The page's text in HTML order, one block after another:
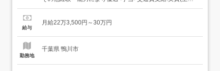
あり)交通費支給月額:50,000円住宅手当:民間賃貸入居の場
>賞与あり年2回 資格資格必須:視能訓練士 ...
給与
月給22万3,500円～30万円
勤務地
千葉県 鴨川市